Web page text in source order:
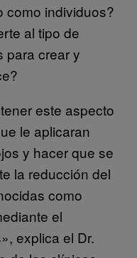
como individuos?
al tipo de
para crear y
este aspecto
le aplicaran
y hacer que se
la reducción del
como
el
explica el Dr.